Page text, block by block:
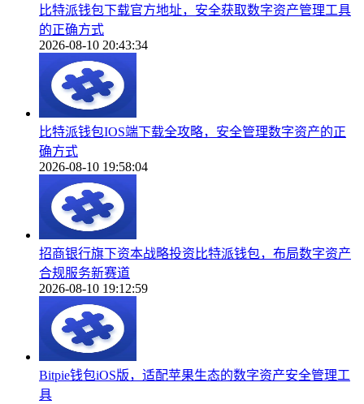
比特派钱包下载官方地址，安全获取数字资产管理工具
的正确方式
2026-08-10 20:43:34
比特派钱包IOS端下载全攻略，安全管理数字资产的正
确方式
2026-08-10 19:58:04
招商银行旗下资本战略投资比特派钱包，布局数字资产
合规服务新赛道
2026-08-10 19:12:59
Bitpie钱包iOS版，适配苹果生态的数字资产安全管理工
具